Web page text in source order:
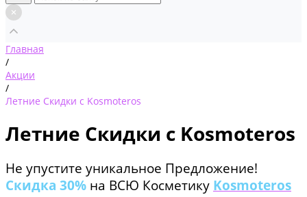
Главная
/
Акции
/
Летние Скидки с Kosmoteros
Летние Скидки с Kosmoteros
Не упустите уникальное Предложение!
Скидка 30% на ВСЮ Косметику Kosmoteros